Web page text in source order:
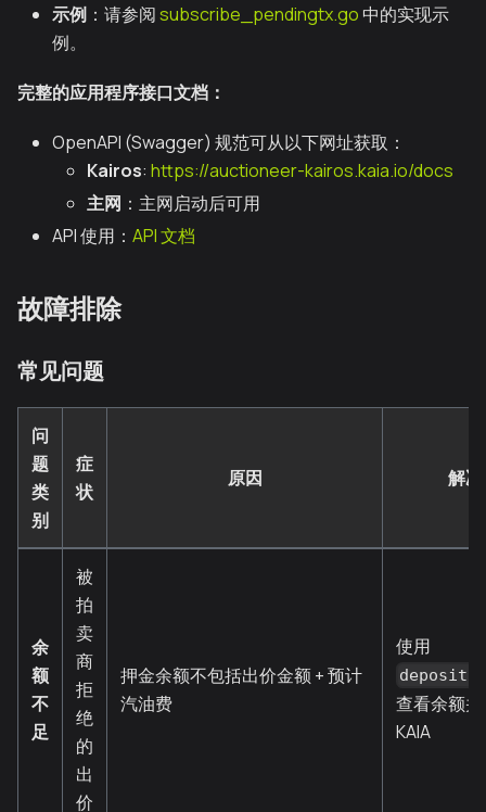
示例 ：请参阅subscribe_pendingtx.go 中的实现示
例。
完整的应用程序接口文档：
OpenAPI (Swagger) 规范可从以下网址获取：
Kairos: https://auctioneer-kairos.kaia.io/docs
主网 ：主网启动后可用
API 使用： API 文档
故障排除
常见问题
问
题
类
别
症
状
原因 解
余
额
不
足
被
拍
卖
商
拒
绝
的
出
价
押金余额不包括出价金额 + 预计
汽油费
使用
查看余额
KAIA